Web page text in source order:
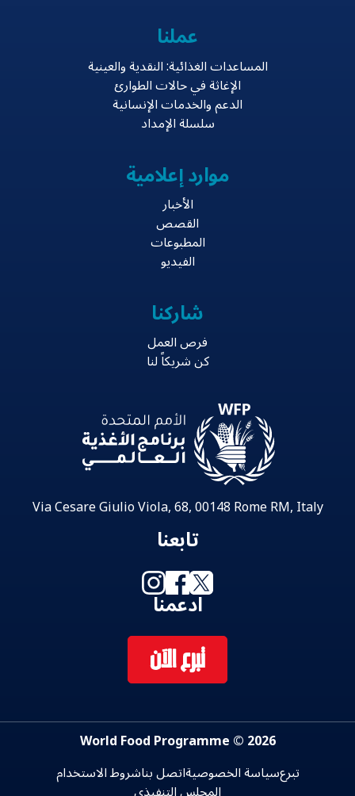
عملنا
المساعدات الغذائية: النقدية والعينية
الإغاثة في حالات الطوارئ
الدعم والخدمات الإنسانية
سلسلة الإمداد
موارد إعلامية
الأخبار
القصص
المطبوعات
الفيديو
شاركنا
فرص العمل
كن شريكاً لنا
Via Cesare Giulio Viola, 68, 00148 Rome RM, Italy
تابعنا
ادعمنا
تبرع الآن
2026 © World Food Programme
تبرعسياسة الخصوصيةاتصل بناشروط الاستخدام